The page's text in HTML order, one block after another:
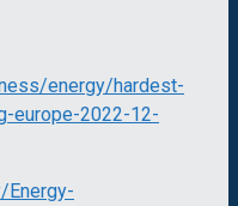
energy/hardest-
europe-2022-12-
Energy-